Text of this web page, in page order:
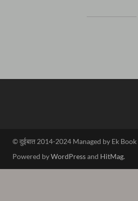
© दुईबात 2014-2024 Managed by Ek
Powered byWordPressand HitMag.